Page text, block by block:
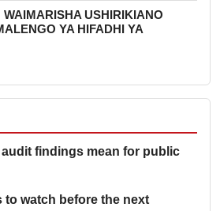
USHIRIKIANO
YA HIFADHI YA
findings mean for public
to watch before the next